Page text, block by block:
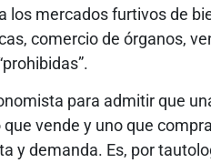
los mercados furtivos de
comercio de órganos,
para admitir que
vende y uno que
y demanda. Es, por